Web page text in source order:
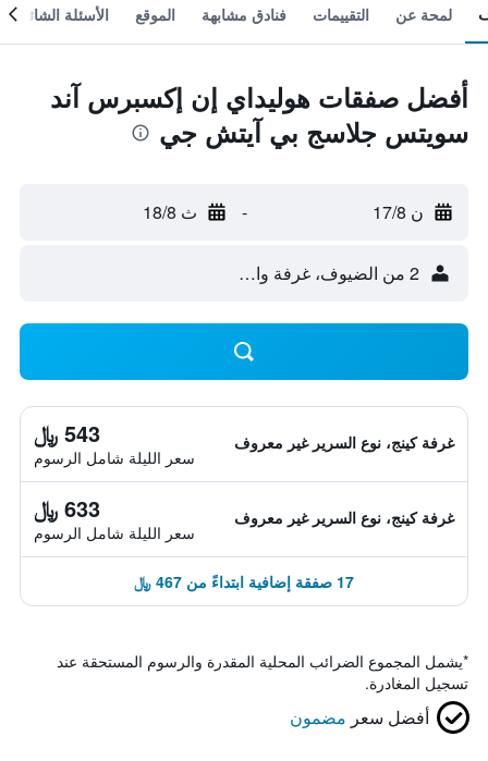
لمحة عن التقييمات فنادق مشابهة الموقع الأسئلة الشائعة
أفضل صفقات هوليداي إن إكسبرس آند
سويتس جلاسج بي آيتش جي
ن 17/8 - ث 18/8
2 من الضيوف، غرفة واحدة
غرفة كينج، نوع السرير غير معروف 543 ﷼
سعر الليلة شامل الرسوم
غرفة كينج، نوع السرير غير معروف 633 ﷼
سعر الليلة شامل الرسوم
17 صفقة إضافية ابتداءً من 467 ﷼
*يشمل المجموع الضرائب المحلية المقدرة والرسوم المستحقة عند
تسجيل المغادرة.
أفضل سعر مضمون